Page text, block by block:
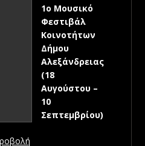
1ο Μουσικό
Φεστιβάλ
Κοινοτήτων
Δήμου
Αλεξάνδρειας
(18
Αυγούστου –
10
Σεπτεμβρίου)